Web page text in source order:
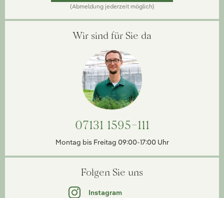
(Abmeldung jederzeit möglich)
Wir sind für Sie da
07131 1595-111
Montag bis Freitag 09:00-17:00 Uhr
Folgen Sie uns
Instagram